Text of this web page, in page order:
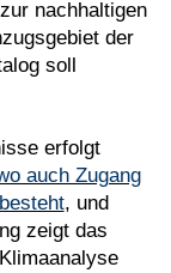
nachhaltigen
der
soll
erfolgt
auch Zugang
, und
zeigt das